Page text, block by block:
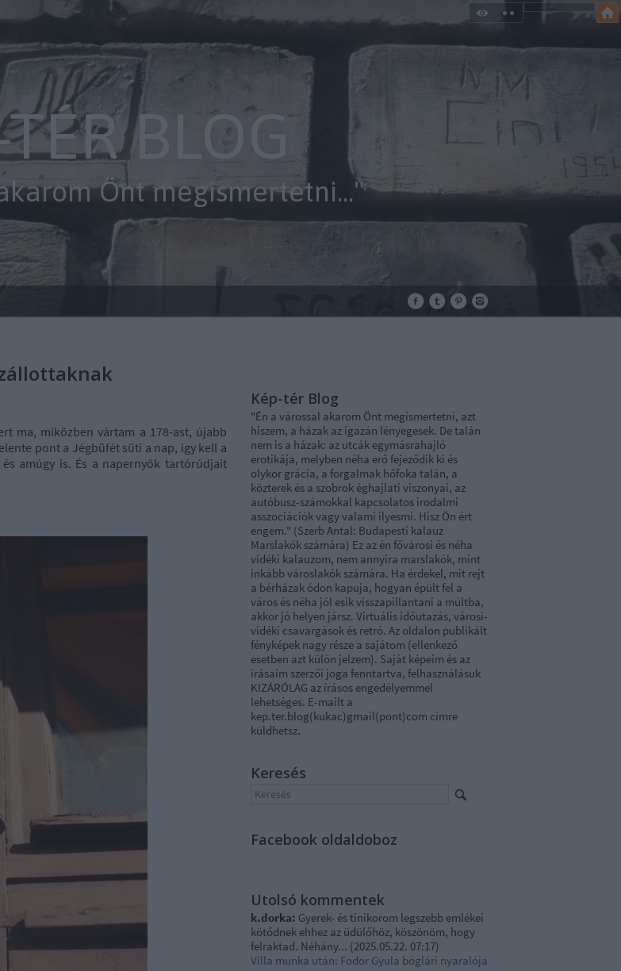
TÉR BLOG
Önt megismertetni..."
ma, miközben vártam a 178-ast, újabb
pont a Jégbüfét süti a nap, így kell a
amúgy is. És a napernyők tartórúdjait
Kép-tér Blog
"Én a várossal akarom Önt megismertetni, azt
hiszem, a házak az igazán lényegesek. De talán
nem is a házak: az utcák egymásrahajló
erotikája, melyben néha erő fejeződik ki és
olykor grácia, a forgalmak hőfoka talán, a
közterek és a szobrok éghajlati viszonyai, az
autóbusz-számokkal kapcsolatos irodalmi
asszociációk vagy valami ilyesmi. Hisz Ön ért
engem." (Szerb Antal: Budapesti kalauz
Marslakók számára) Ez az én fővárosi és néha
vidéki kalauzom, nem annyira marslakók, mint
inkább városlakók számára. Ha érdekel, mit rejt
a bérházak ódon kapuja, hogyan épült fel a
város és néha jól esik visszapillantani a múltba,
akkor jó helyen jársz. Virtuális időutazás, városi-
vidéki csavargások és retró. Az oldalon publikált
fényképek nagy része a sajátom (ellenkező
esetben azt külön jelzem). Saját képeim és az
írásaim szerzői joga fenntartva, felhasználásuk
KIZÁRÓLAG az írásos engedélyemmel
lehetséges. E-mailt a
kep.ter.blog(kukac)gmail(pont)com címre
küldhetsz.
Keresés
Facebook oldaldoboz
Utolsó kommentek
k.dorka: Gyerek- és tinikorom legszebb emlékei
kötődnek ehhez az üdülőhöz, köszönöm, hogy
felraktad. Néhány... (2025.05.22. 07:17)
Villa munka után: Fodor Gyula boglári nyaralója